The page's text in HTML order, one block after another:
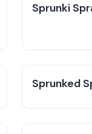
Sprunki
Sprunked